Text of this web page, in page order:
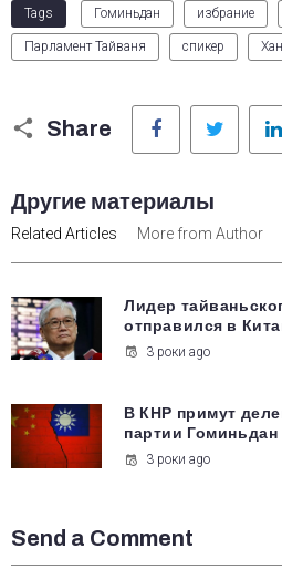
Tags Гоминьдан избрание
Парламент Тайваня спикер
Share
Facebook Twitter
Другие материалы
Related Articles More from Author
Лидер
отправился в
3 роки ago
В КНР примут
партии Гоминьдан
3 роки ago
Send a Comment